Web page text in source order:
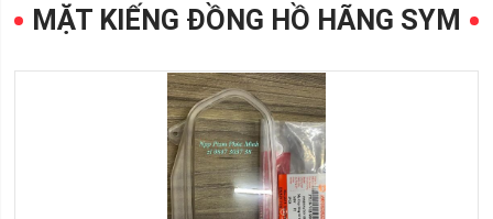
MẶT KIẾNG ĐỒNG HỒ HÃNG SYM